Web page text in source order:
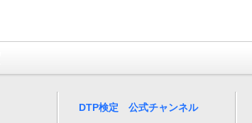
DTP検定 公式チャンネル